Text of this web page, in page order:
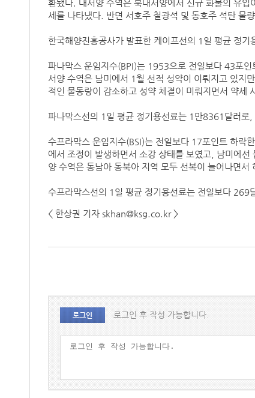
환됐다. 대서양 수역은 북대서양에서 신규 화물의 유
세를 나타냈다. 반면 서호주 철광석 및 동호주 석탄 물
한국해양진흥공사가 발표한 케이프선의 1일 평균 정
파나막스 운임지수(BPI)는 1953으로 전일보다 43포
서양 수역은 남미에서 1월 선적 성약이 이뤄지고 있지
적인 물동량이 감소하고 성약 체결이 미뤄지면서 약세
파나막스선의 1일 평균 정기용선료는 1만8361달러로,
수프라막스 운임지수(BSI)는 전일보다 17포인트 하락
에서 조정이 발생하면서 소강 상태를 보였고, 남미에
양 수역은 동남아 동북아 지역 모두 선복이 늘어나면서
수프라막스선의 1일 평균 정기용선료는 전일보다 269
< 한상권 기자 skhan@ksg.co.kr >
로그인
로그인 후 작성 가능합니다.